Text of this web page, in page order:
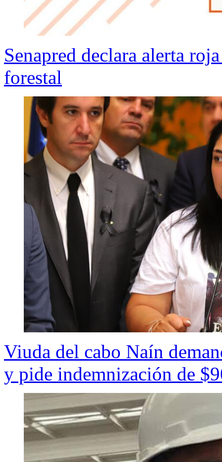
Senapred declara alerta
forestal
Viuda del cabo Naín
y pide indemnización de